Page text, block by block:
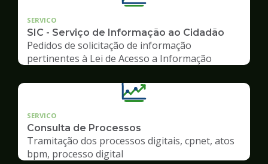
SERVICO
SIC - Serviço de Informação ao Cidadão
Pedidos de solicitação de informação
pertinentes à Lei de Acesso a Informação
SERVICO
Consulta de Processos
Tramitação dos processos digitais, cpnet, atos
bpm, processo digital